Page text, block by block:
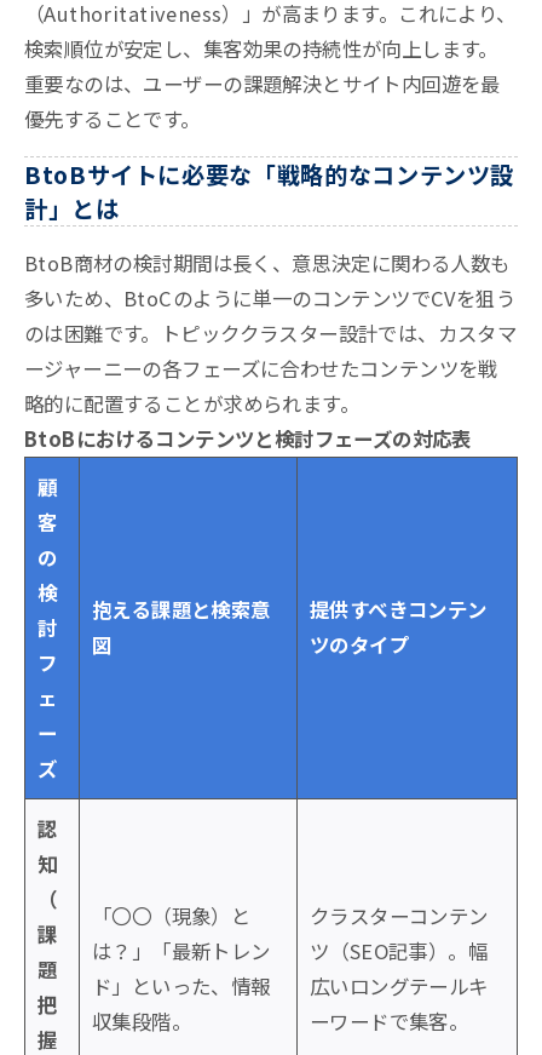
（Authoritativeness）」が高まります。これにより、
検索順位が安定し、集客効果の持続性が向上します。
重要なのは、ユーザーの課題解決とサイト内回遊を最
優先することです。
BtoBサイトに必要な「戦略的なコンテンツ設
計」とは
BtoB商材の検討期間は長く、意思決定に関わる人数も
多いため、BtoCのように単一のコンテンツでCVを狙う
のは困難です。トピッククラスター設計では、カスタマ
ージャーニーの各フェーズに合わせたコンテンツを戦
略的に配置することが求められます。
BtoBにおけるコンテンツと検討フェーズの対応表
顧
客
の
検
討
フ
ェ
ー
ズ
抱える課題と検索意
図
提供すべきコンテン
ツのタイプ
認
知
（
課
題
把
握
「〇〇（現象）と
は？」「最新トレン
ド」といった、情報
収集段階。
クラスターコンテン
ツ（SEO記事）。幅
広いロングテールキ
ーワードで集客。